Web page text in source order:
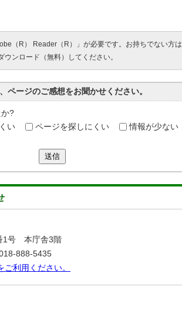
（R） Reader（R）」が必要です。お持ちでない方は
ウンロード（無料）してください。
ページのご感想をお聞かせください。
?
い ページを探しにくい 情報が少ない
送信
1号 本庁舎3階
888-5435
利用ください。